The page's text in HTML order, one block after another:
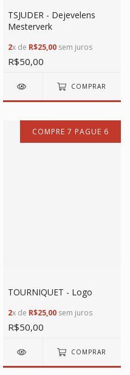
TSJUDER - Dejevelens
Mesterverk
2x de R$25,00 sem juros
R$50,00
COMPRAR
COMPRE 7 PAGUE 6
TOURNIQUET - Logo
2x de R$25,00 sem juros
R$50,00
COMPRAR